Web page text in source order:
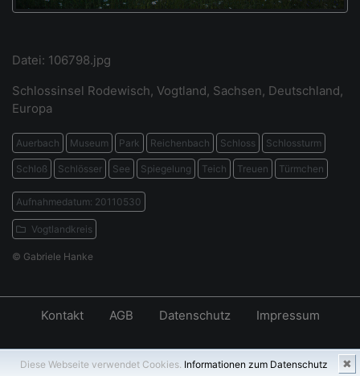
Diese Webseite verwendet Cookies. Informationen zum Datenschutz ✖
Datei: 106798.jpg
Schlossinsel Rodewisch, Vogtland, Sachsen, Deutschland,
Europa
Auerbach Museum Park Reichenbach Schloss Schlossturm
Schloß Schlösser See Spiegelung Teich Treuen Türmchen
Aufnahmedatum: 20110530
Vogtlandkreis
© Gabriele Hanke
Kontakt AGB Datenschutz Impressum